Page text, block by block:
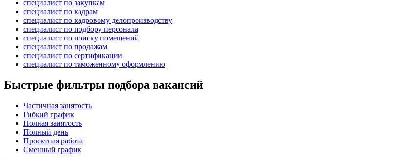
специалист по закупкам
специалист по кадрам
специалист по кадровому делопроизводству
специалист по подбору персонала
специалист по поиску помещений
специалист по продажам
специалист по сертификации
специалист по таможенному оформлению
Быстрые фильтры подбора вакансий
Частичная занятость
Гибкий график
Полная занятость
Полный день
Проектная работа
Сменный график